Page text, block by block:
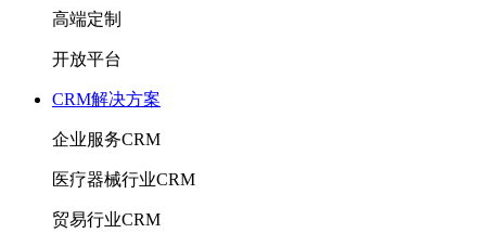
高端定制
开放平台
CRM解决方案
企业服务CRM
医疗器械行业CRM
贸易行业CRM